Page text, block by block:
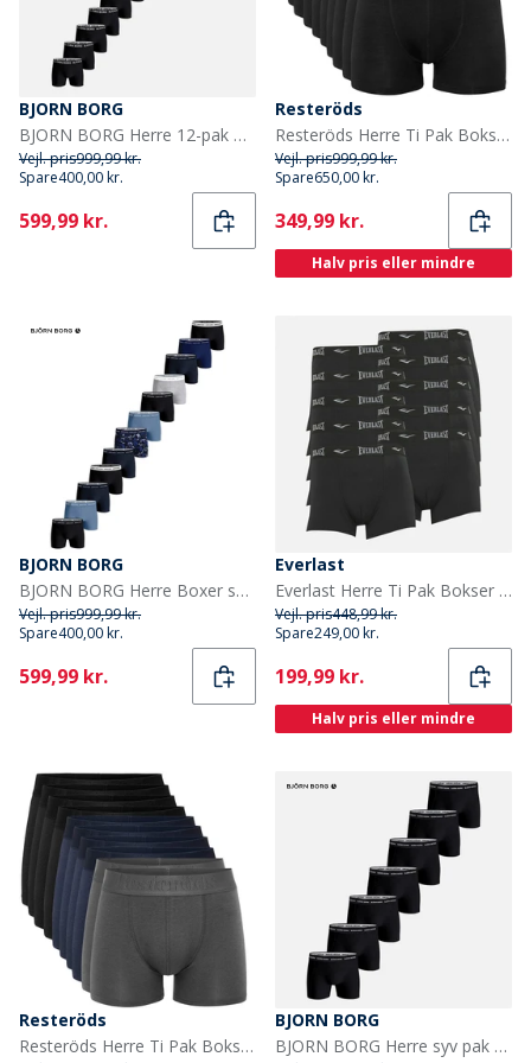
BJORN BORG
BJORN BORG Herre 12-pak Bomuld Stretch Boxers Multipack 1
Vejl. pris999,99 kr.
Spare400,00 kr.
Current
599,99 kr.
Resteröds
Resteröds Herre Ti Pak Boksershorts Sort
Vejl. pris999,99 kr.
Spare650,00 kr.
Current
349,99 kr.
Halv pris eller mindre
BJORN BORG
BJORN BORG Herre Boxer shorts Flerfarvet
Vejl. pris999,99 kr.
Spare400,00 kr.
Current
599,99 kr.
Everlast
Everlast Herre Ti Pak Bokser Sort
Vejl. pris448,99 kr.
Spare249,00 kr.
Current
199,99 kr.
Halv pris eller mindre
Resteröds
Resteröds Herre Ti Pak Boksershorts Multifarvet
BJORN BORG
BJORN BORG Herre syv pak bomuld stretch underbukser Multipak 1